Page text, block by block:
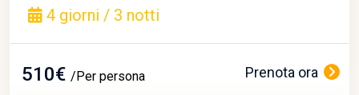
4 giorni / 3 notti
510€ /Per persona Prenota ora